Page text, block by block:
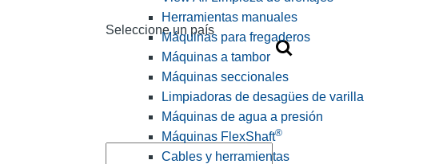
Seleccione un país
Herramientas manuales
Máquinas para fregaderos
Máquinas a tambor
Máquinas seccionales
Limpiadoras de desagües de varilla
Máquinas de agua a presión
Máquinas FlexShaft®
Cables y herramientas